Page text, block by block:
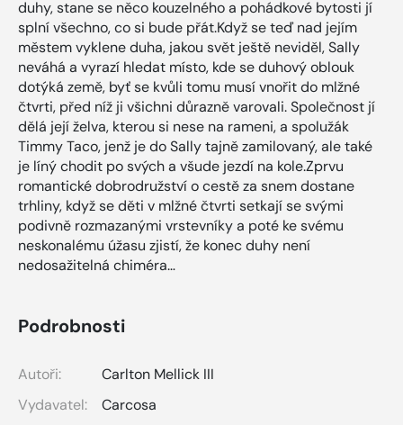
duhy, stane se něco kouzelného a pohádkové bytosti jí
splní všechno, co si bude přát.Když se teď nad jejím
městem vyklene duha, jakou svět ještě neviděl, Sally
neváhá a vyrazí hledat místo, kde se duhový oblouk
dotýká země, byť se kvůli tomu musí vnořit do mlžné
čtvrti, před níž ji všichni důrazně varovali. Společnost jí
dělá její želva, kterou si nese na rameni, a spolužák
Timmy Taco, jenž je do Sally tajně zamilovaný, ale také
je líný chodit po svých a všude jezdí na kole.Zprvu
romantické dobrodružství o cestě za snem dostane
trhliny, když se děti v mlžné čtvrti setkají se svými
podivně rozmazanými vrstevníky a poté ke svému
neskonalému úžasu zjistí, že konec duhy není
nedosažitelná chiméra…
Podrobnosti
Autoři:
Carlton Mellick III
Vydavatel:
Carcosa